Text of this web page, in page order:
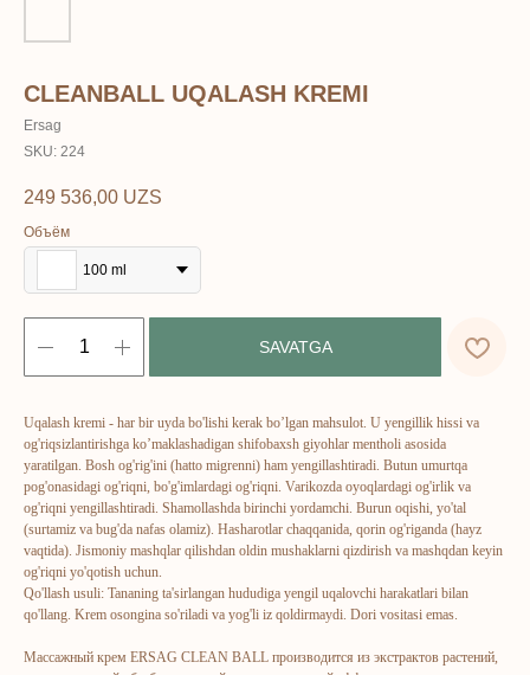
CLEANBALL UQALASH KREMI
Ersag
SKU: 224
249 536,00 UZS
Объём
100 ml
SAVATGA
Uqalash kremi - har bir uyda bo'lishi kerak bo’lgan mahsulot. U yengillik hissi va
og'riqsizlantirishga ko’maklashadigan shifobaxsh giyohlar mentholi asosida
yaratilgan. Bosh og'rig'ini (hatto migrenni) ham yengillashtiradi. Butun umurtqa
pog'onasidagi og'riqni, bo'g'imlardagi og'riqni. Varikozda oyoqlardagi og'irlik va
og'riqni yengillashtiradi. Shamollashda birinchi yordamchi. Burun oqishi, yo'tal
(surtamiz va bug'da nafas olamiz). Hasharotlar chaqqanida, qorin og'riganda (hayz
vaqtida). Jismoniy mashqlar qilishdan oldin mushaklarni qizdirish va mashqdan keyin
og'riqni yo'qotish uchun.
Qo'llash usuli: Tananing ta'sirlangan hududiga yengil uqalovchi harakatlari bilan
qo'llang. Krem osongina so'riladi va yog'li iz qoldirmaydi. Dori vositasi emas.
Массажный крем ERSAG CLEAN BALL производится из экстрактов растений,
ERSAG
Bosh sahifa
hamkorsayti
Katalog
Yuz va tana uchun